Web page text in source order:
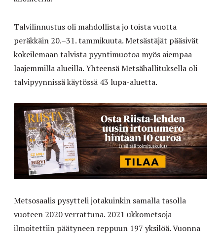
Talvilinnustus oli mahdollista jo toista vuotta
peräkkäin 20.–31. tammikuuta. Metsästäjät pääsivät
kokeilemaan talvista pyyntimuotoa myös aiempaa
laajemmilla alueilla. Yhteensä Metsähallituksella oli
talvipyynnissä käytössä 43 lupa-aluetta.
Metsosaalis pysytteli jotakuinkin samalla tasolla
vuoteen 2020 verrattuna. 2021 ukkometsoja
ilmoitettiin päätyneen reppuun 197 yksilöä. Vuonna